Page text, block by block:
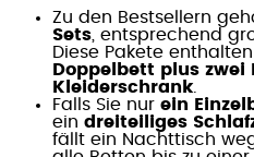
Zu den Bestsellern
Sets, entsprechend
Diese Pakete
Doppelbett plus
Kleiderschrank.
Falls Sie nur ein
ein dreiteiliges
fällt ein Nachttisch